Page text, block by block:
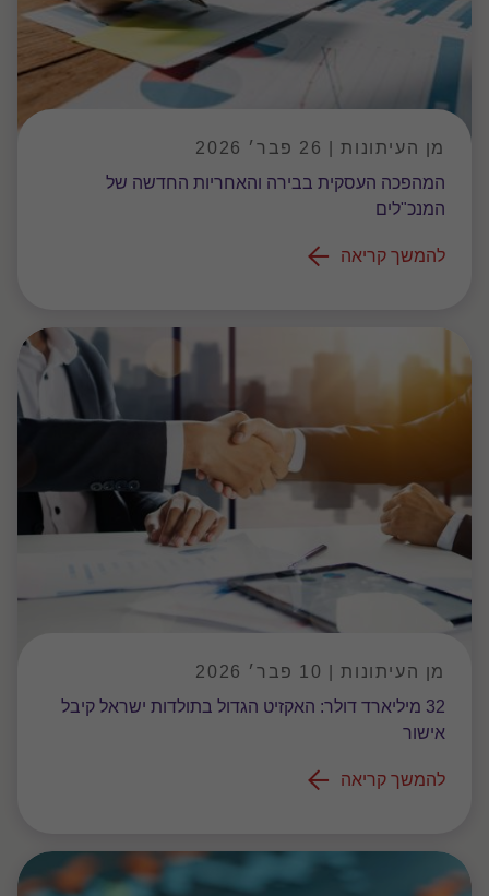
מן העיתונות | 26 פבר׳ 2026
המהפכה העסקית בבירה והאחריות החדשה של
המנכ"לים
להמשך קריאה
מן העיתונות | 10 פבר׳ 2026
32 מיליארד דולר: האקזיט הגדול בתולדות ישראל קיבל
אישור
להמשך קריאה